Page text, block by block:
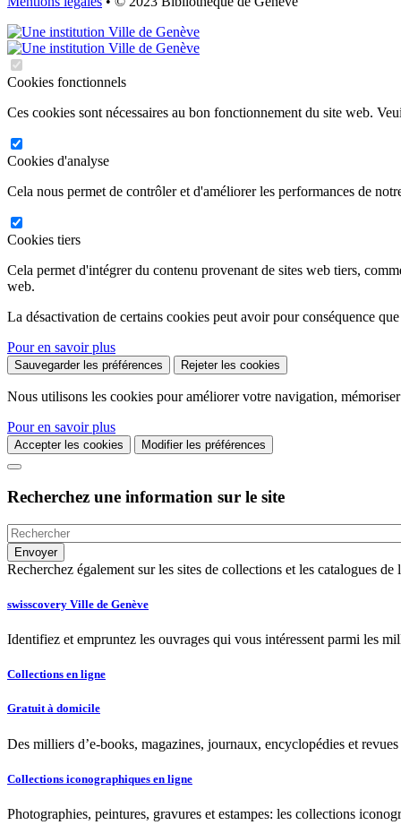
Cookies fonctionnels
Ces cookies sont nécessaires au bon fonctionnement du site web.
Cookies d'analyse
Cela nous permet de contrôler et d'améliorer les performances de
Cookies tiers
Cela permet d'intégrer du contenu provenant de sites web tiers,
web.
La désactivation de certains cookies peut avoir pour conséquence
Pour en savoir plus
Sauvegarder les préférences Rejeter les cookies
Nous utilisons les cookies pour améliorer votre navigation,
Pour en savoir plus
Accepter les cookies Modifier les préférences
Recherchez une information sur le site
Recherchez également sur les sites de collections et les catalogues
swisscovery Ville de Genève
Identifiez et empruntez les ouvrages qui vous intéressent parmi les
Collections en ligne
Gratuit à domicile
Des milliers d’e-books, magazines, journaux, encyclopédies et
Collections iconographiques en ligne
Photographies, peintures, gravures et estampes: les collections